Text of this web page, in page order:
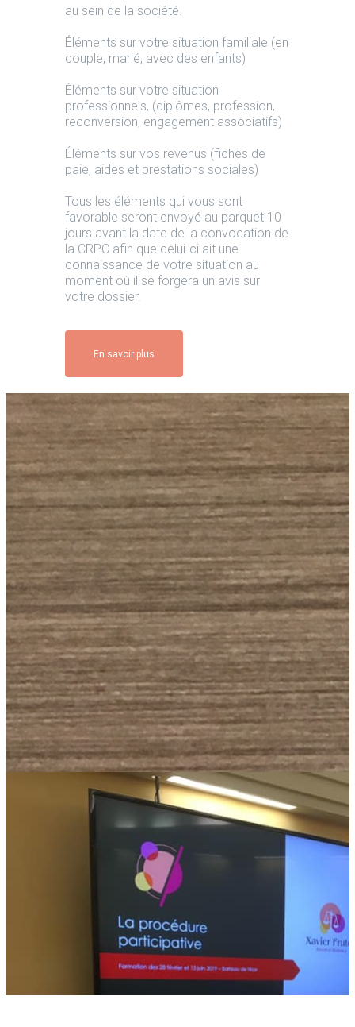
au sein de la société.
Éléments sur votre situation familiale (en
couple, marié, avec des enfants)
Éléments sur votre situation
professionnels, (diplômes, profession,
reconversion, engagement associatifs)
Éléments sur vos revenus (fiches de
paie, aides et prestations sociales)
Tous les éléments qui vous sont
favorable seront envoyé au parquet 10
jours avant la date de la convocation de
la CRPC afin que celui-ci ait une
connaissance de votre situation au
moment où il se forgera un avis sur
votre dossier.
En savoir plus